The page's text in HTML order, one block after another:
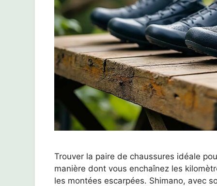
Trouver la paire de chaussures idéale
manière dont vous enchaînez les
les montées escarpées. Shimano, avec